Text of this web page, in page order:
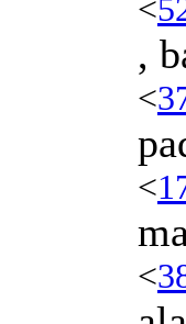
<
,
<
<
<